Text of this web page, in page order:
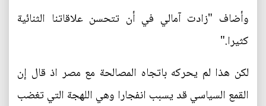
وأضاف "زادت آمالي في أن تتحسن علاقاتنا الثنائية
كثيرا."
لكن هذا لم يحركه باتجاه المصالحة مع مصر اذ قال إن
القمع السياسي قد يسبب انفجارا وهي اللهجة التي تغضب